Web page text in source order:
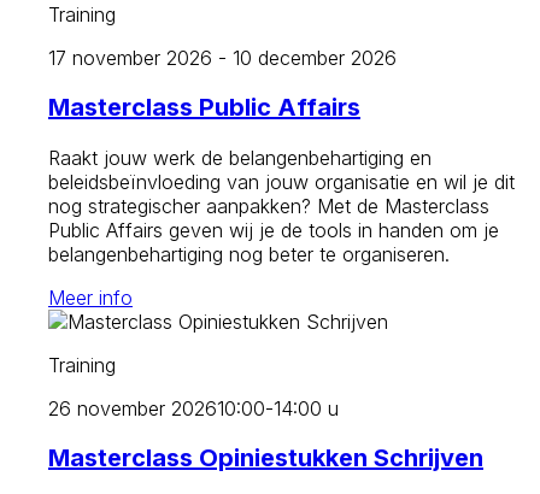
Training
17 november 2026 - 10 december 2026
Masterclass Public Affairs
Raakt jouw werk de belangenbehartiging en
beleidsbeïnvloeding van jouw organisatie en wil je dit
nog strategischer aanpakken? Met de Masterclass
Public Affairs geven wij je de tools in handen om je
belangenbehartiging nog beter te organiseren.
Meer info
Training
26 november 202610:00-14:00 u
Masterclass Opiniestukken Schrijven